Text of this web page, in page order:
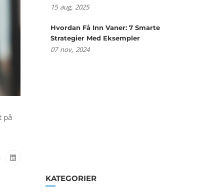
på
15 aug, 2025
Hvordan Få Inn Vaner: 7 Smarte
Strategier Med Eksempler
07 nov, 2024
KATEGORIER